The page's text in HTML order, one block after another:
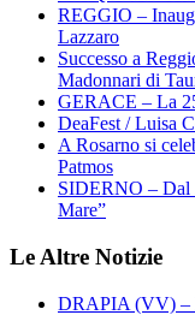
REGGIO –
Lazzaro
Successo a
Madonnari di
GERACE – La
DeaFest / Luisa
A Rosarno si
Patmos
SIDERNO – Dal
Mare”
Le Altre Notizie
DRAPIA (VV) –